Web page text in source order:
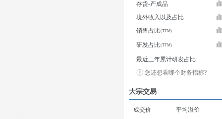
存货-产成品
境外收入以及占比
销售占比
研发占比
最近三年累计研发占比
您还想看哪个财务指标?
大宗交易
成交价
平均溢价